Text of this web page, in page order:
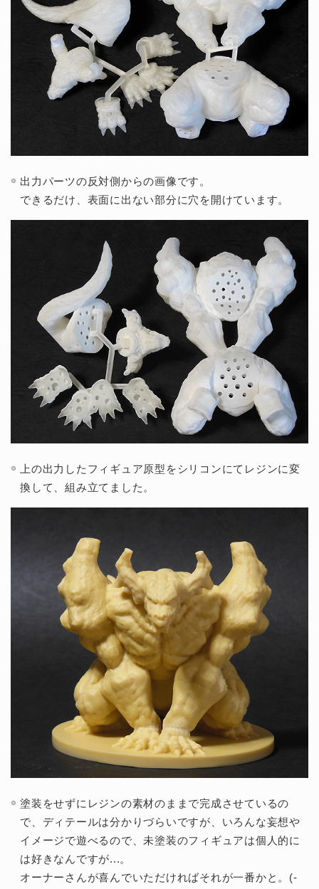
出力パーツの反対側からの画像です。
できるだけ、表面に出ない部分に穴を開けています。
上の出力したフィギュア原型をシリコンにてレジンに変
換して、組み立てました。
塗装をせずにレジンの素材のままで完成させているの
で、ディテールは分かりづらいですが、いろんな妄想や
イメージで遊べるので、未塗装のフィギュアは個人的に
は好きなんですが...。
オーナーさんが喜んでいただければそれが一番かと。(-